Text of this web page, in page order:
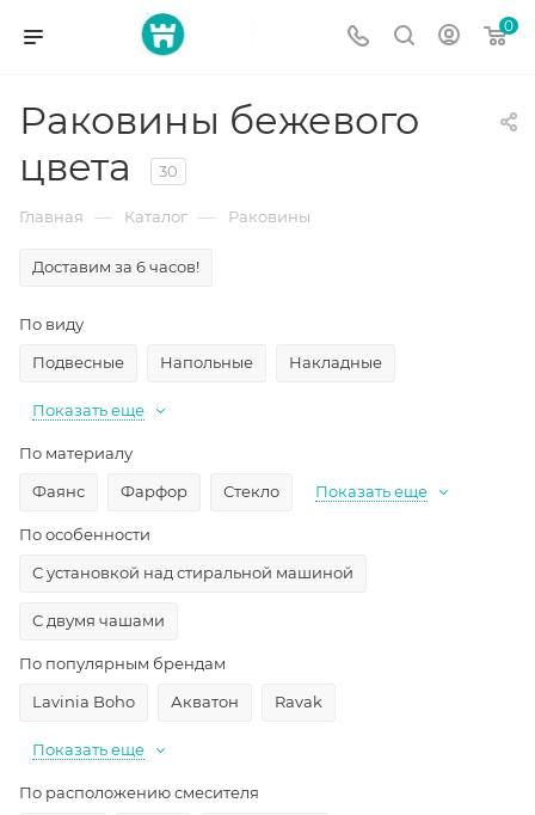
0
Раковины бежевого
цвета
30
Главная — Каталог — Раковины
Доставим за 6 часов!
По виду
Подвесные
Напольные Накладные
Показать еще
По материалу
Фаянс
Фарфор Стекло Показать еще
По особенности
С установкой над стиральной машиной
С двумя чашами
По популярным брендам
Lavinia Boho
Акватон Ravak
Показать еще
По расположению смесителя